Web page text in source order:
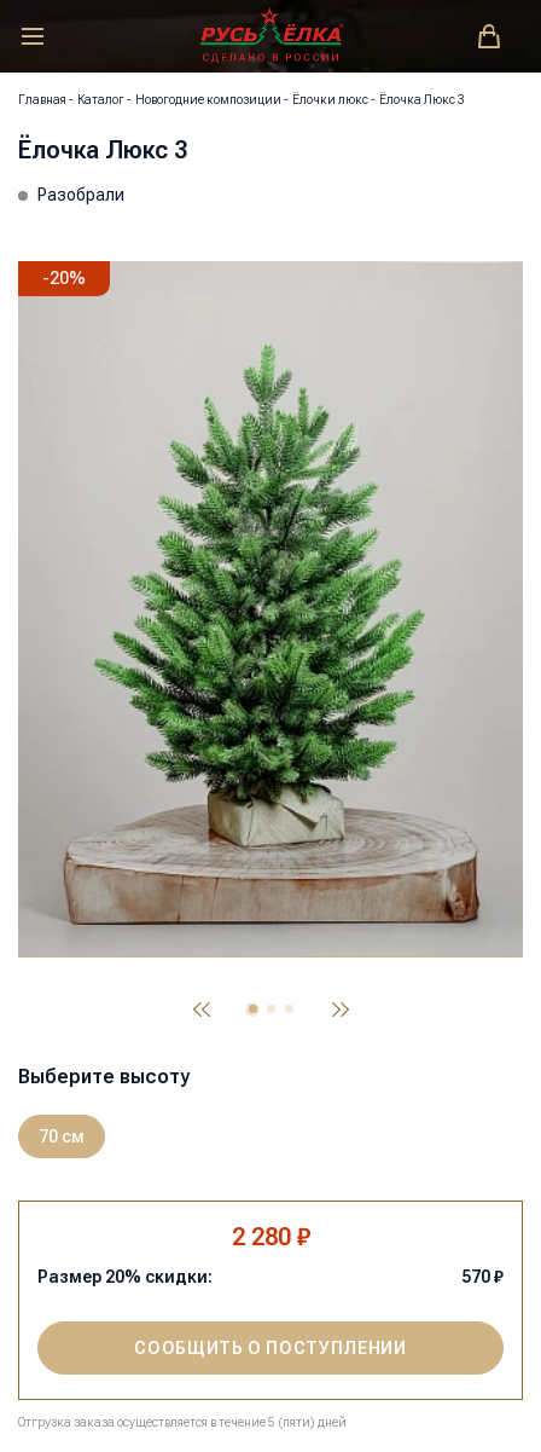
РУСЬ-ЁЛКА – ЗАКОНОДАТЕЛЬ МОДЫ!
Главная - Каталог- Новогодние композиции - Ёлочки люкс- Ёлочка Люкс 3
Ёлочка Люкс 3
Разобрали
-20%
Выберите высоту
70 см
2 280 ₽
Размер 20% скидки: 570₽
СООБЩИТЬ О ПОСТУПЛЕНИИ
Отгрузка заказа осуществляется в течение 5 (пяти) дней